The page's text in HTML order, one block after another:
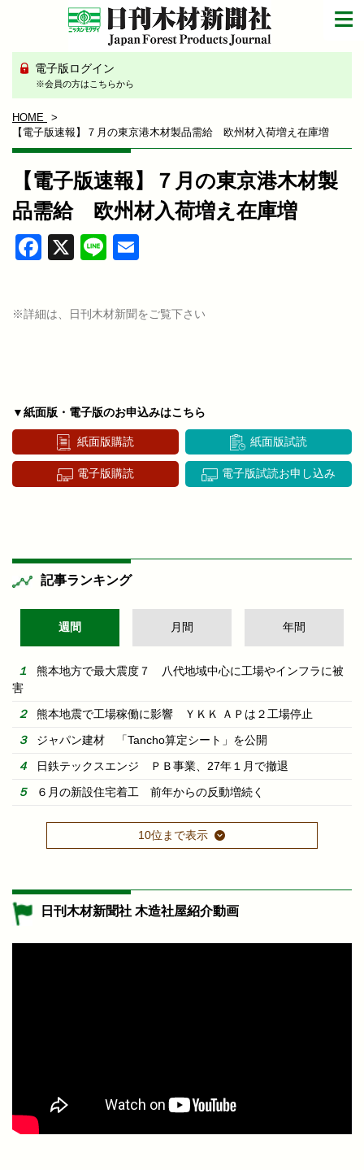
電子版ログイン
※会員の方はこちらから
HOME
【電子版速報】７月の東京港木材製品需給 欧州材入荷増え在庫増
【電子版速報】７月の東京港木材製
品需給 欧州材入荷増え在庫増
Facebook
X Line
※詳細は、日刊木材新聞をご覧下さい
▼紙面版・電子版のお申込みはこちら
紙面版購読 紙面版試読
電子版購読 電子版試読お申し込み
記事ランキング
週間 月間 年間
熊本地方で最大震度７ 八代地域中心に工場やインフラに被
害
熊本地震で工場稼働に影響 ＹＫＫ ＡＰは２工場停止
ジャパン建材 「Tancho算定シート」を公開
日鉄テックスエンジ ＰＢ事業、27年１月で撤退
６月の新設住宅着工 前年からの反動増続く
10位まで表示
日刊木材新聞社 木造社屋紹介動画